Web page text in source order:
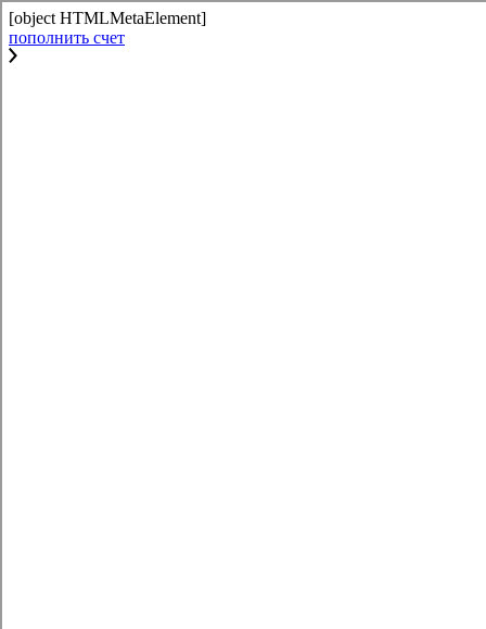
[object HTMLMetaElement]
пополнить счет